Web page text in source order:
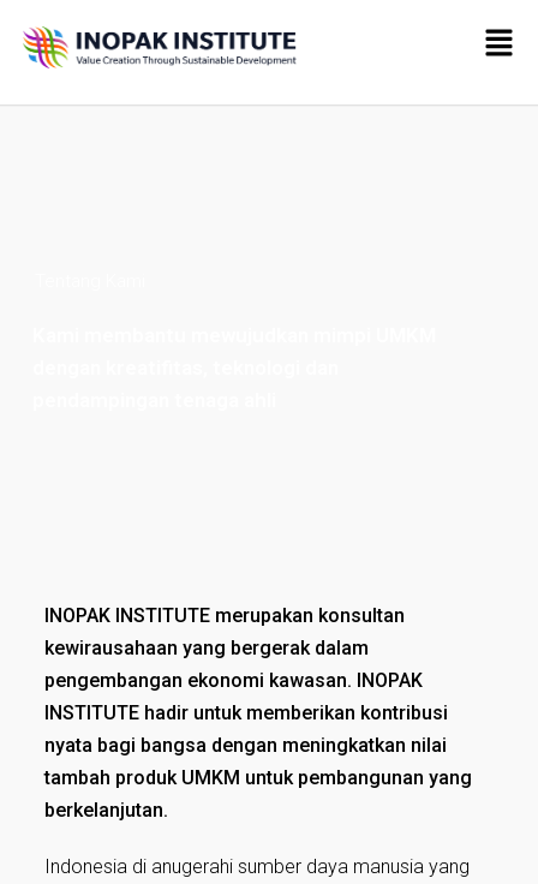
INOPAK INSTITUTE merupakan konsultan
kewirausahaan yang bergerak dalam
pengembangan ekonomi kawasan. INOPAK
INSTITUTE hadir untuk memberikan kontribusi
nyata bagi bangsa dengan meningkatkan nilai
tambah produk UMKM untuk pembangunan yang
berkelanjutan.
Indonesia di anugerahi sumber daya manusia yang